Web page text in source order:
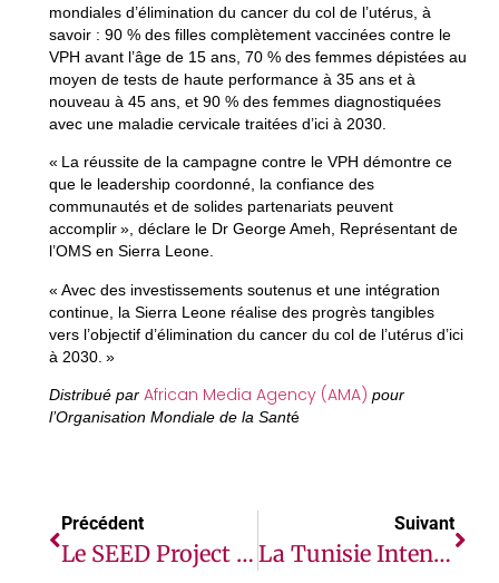
mondiales d’élimination du cancer du col de l’utérus, à
savoir : 90 % des filles complètement vaccinées contre le
VPH avant l’âge de 15 ans, 70 % des femmes dépistées au
moyen de tests de haute performance à 35 ans et à
nouveau à 45 ans, et 90 % des femmes diagnostiquées
avec une maladie cervicale traitées d’ici à 2030.
« La réussite de la campagne contre le VPH démontre ce
que le leadership coordonné, la confiance des
communautés et de solides partenariats peuvent
accomplir », déclare le Dr George Ameh, Représentant de
l’OMS en Sierra Leone.
« Avec des investissements soutenus et une intégration
continue, la Sierra Leone réalise des progrès tangibles
vers l’objectif d’élimination du cancer du col de l’utérus d’ici
à 2030. »
Distribué par African Media Agency (AMA) pour
l’Organisation Mondiale de la Santé
Précédent
Le SEED Project Et Ses Partenaires Franchissent Une Étape Décisive Pour Le U.S.-Africa Youth Talent Combine Et Le Sports Careers Summit À L’issue D’une Table Ronde Stratégique À Los Angeles
Suivant
La Tunisie Intensifie Ses Efforts De Protection Contre Les Inondations Urbaines Avec Le Soutien De La Banque Mondiale